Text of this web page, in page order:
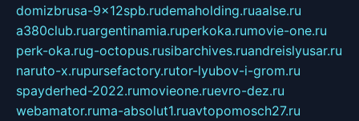
domizbrusa-9x12spb.rudemaholding.ruaalse.ru
a380club.ruargentinamia.ruperkoka.rumovie-one.ru
perk-oka.rug-octopus.rusibarchives.ruandreislyusar.ru
naruto-x.rupursefactory.rutor-lyubov-i-grom.ru
spayderhed-2022.rumovieone.ruevro-dez.ru
webamator.ruma-absolut1.ruavtopomosch27.ru